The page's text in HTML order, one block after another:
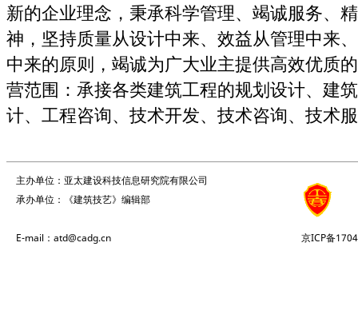
新的企业理念，秉承科学管理、竭诚服务、
神，坚持质量从设计中来、效益从管理中来
中来的原则，竭诚为广大业主提供高效优
营范围：承接各类建筑工程的规划设计、建
计、工程咨询、技术开发、技术咨询、技术
主办单位：亚太建设科技信息研究院有限公司
承办单位：《建筑技艺》编辑部
E-mail：atd@cadg.cn 京ICP备